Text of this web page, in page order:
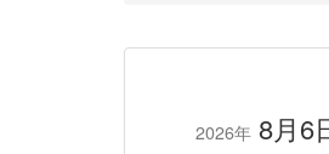
2026年 8月6